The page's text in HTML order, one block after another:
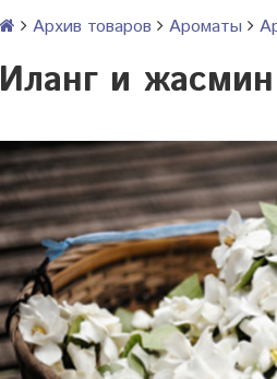
Архив товаров Ароматы
Иланг и